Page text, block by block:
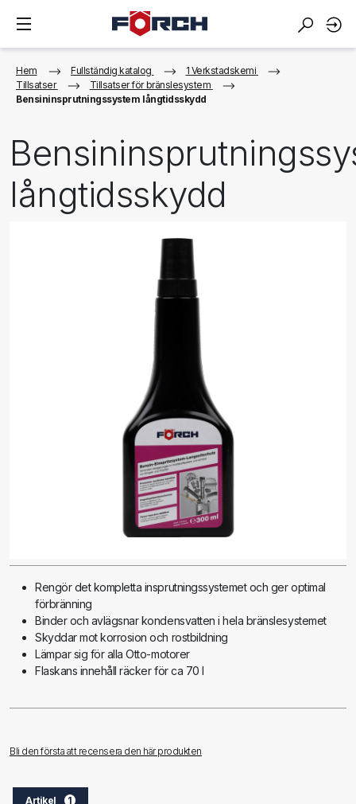
Hem Fullständig katalog
1 Verkstadskemi
Tillsatser
Tillsatser för bränslesystem
Bensininsprutningssystem långtidsskydd
långtidsskydd
Rengör det kompletta insprutningssystemet och ger optimal
förbränning
Binder och avlägsnar kondensvatten i hela bränslesystemet
Skyddar mot korrosion och rostbildning
Lämpar sig för alla Otto-motorer
Flaskans innehåll räcker för ca 70 l
Bli den första att recensera den här produkten
Artikel 1